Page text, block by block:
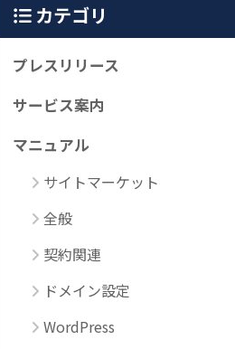
カテゴリ
プレスリリース
サービス案内
マニュアル
サイトマーケット
全般
契約関連
ドメイン設定
WordPress